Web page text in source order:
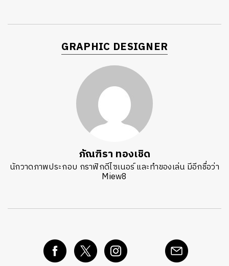
GRAPHIC DESIGNER
ภัณฑิรา ทองเชิด
นักวาดภาพประกอบ กราฟิกดีไซเนอร์ และทำของเล่น มีอีกชื่อว่า
Miew8